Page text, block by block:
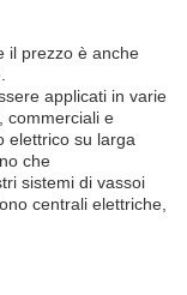
il prezzo è anche
applicati in varie
commerciali e
elettrico su larga
che
sistemi di vassoi
centrali elettriche,